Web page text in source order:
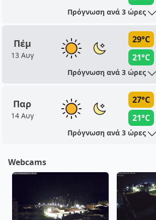
Πρόγνωση ανά 3 ώρες
Πέμ
13 Αυγ
29°C
21°C
Πρόγνωση ανά 3 ώρες
Παρ
14 Αυγ
27°C
21°C
Πρόγνωση ανά 3 ώρες
Webcams